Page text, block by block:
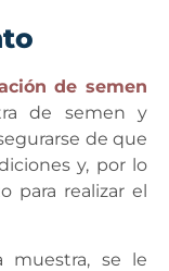
de semen
de semen y
de que
y, por lo
para realizar el
muestra, se le